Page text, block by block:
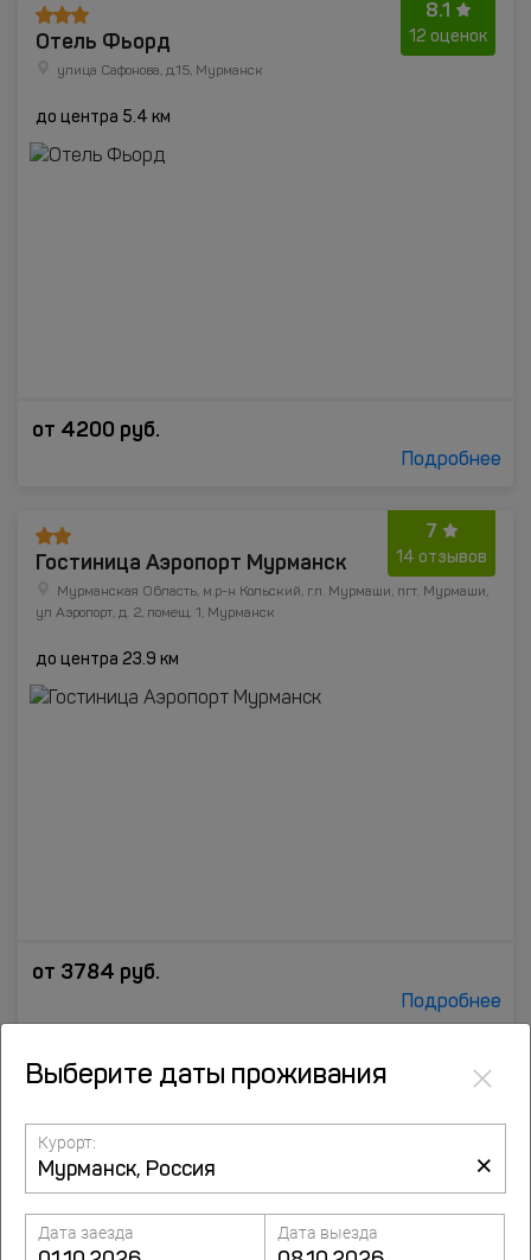
8.1
12 оценок
Отель Фьорд
улица Сафонова, д.15, Мурманск
до центра 5.4 км
от 4200 руб.
Подробнее
7
14 отзывов
Гостиница Аэропорт Мурманск
Мурманская Область, м.р-н Кольский, г.п. Мурмаши, пгт. Мурмаши,
ул Аэропорт, д. 2, помещ. 1, Мурманск
до центра 23.9 км
от 3784 руб.
Подробнее
до центра 2.1 км
Выберите даты проживания ×
Курорт:
×
Дата заезда Дата выезда